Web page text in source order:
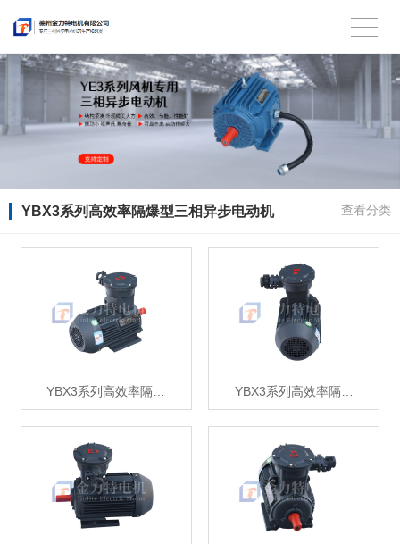
YBX3系列高效率隔爆型三相异步电动机 查看分类
YBX3系列高效率隔… YBX3系列高效率隔…